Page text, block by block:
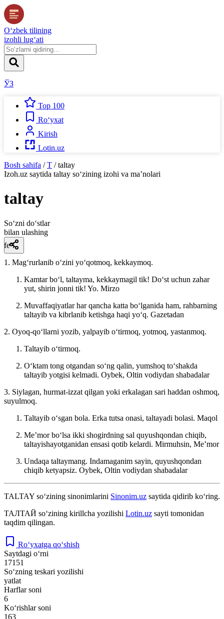
O‘zbek tilining
izohli lug‘ati
ЎЗ
Top 100
Ro‘yxat
Kirish
Lotin.uz
Bosh sahifa / T / taltay
Izoh.uz saytida taltay so‘zining izohi va ma’nolari
taltay
So‘zni do‘stlar
bilan ulashing
fe’l
1. Magʻrurlanib oʻzini yoʻqotmoq, kekkaymoq.
Kamtar boʻl, taltayma, kekkaymagil tik! Doʻst uchun zahar
yut, shirin jonni tik! Yo. Mirzo
Muvaffaqiyatlar har qancha katta boʻlganida ham, rahbarning
taltayib va kibrlanib ketishga haqi yoʻq. Gazetadan
2. Oyoq-qoʻllarni yozib, yalpayib oʻtirmoq, yotmoq, yastanmoq.
Taltayib oʻtirmoq.
Oʻktam tong otgandan soʻng qalin, yumshoq toʻshakda
taltayib yotgisi kelmadi. Oybek, Oltin vodiydan shabadalar
3. Siylagan, hurmat-izzat qilgan yoki erkalagan sari haddan oshmoq,
suyulmoq.
Taltayib oʻsgan bola. Erka tutsa onasi, taltayadi bolasi. Maqol
Meʼmor boʻlsa ikki shogirdning sal quyushqondan chiqib,
taltayishayotganidan ensasi qotib kelardi. Mirmuhsin, Meʼmor
Undaqa taltaymang. Indamaganim sayin, quyushqondan
chiqib ketyapsiz. Oybek, Oltin vodiydan shabadalar
TALTAY so‘zining sinonimlarini Sinonim.uz saytida qidirib ko‘ring.
ТАЛТАЙ so‘zining kirillcha yozilishi Lotin.uz sayti tomonidan
taqdim qilingan.
Ro‘yxatga qo‘shish
Saytdagi o‘rni
17151
So‘zning teskari yozilishi
yatlat
Harflar soni
6
Ko‘rishlar soni
163